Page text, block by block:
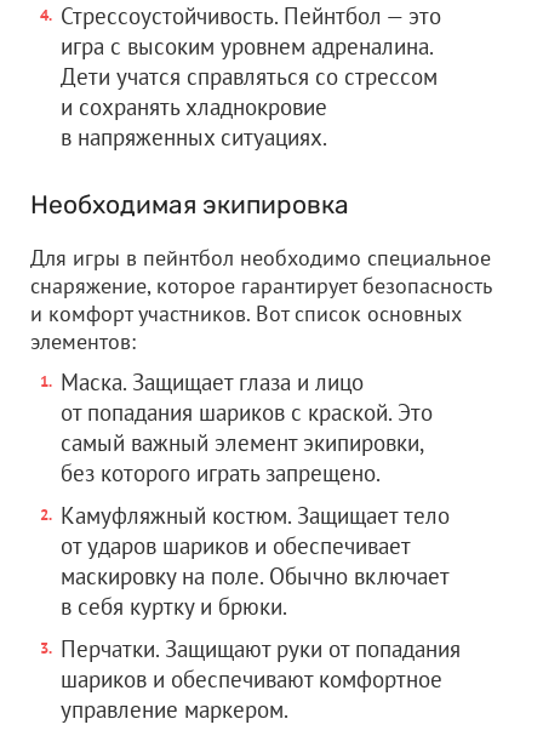
Стрессоустойчивость. Пейнтбол — это
игра с высоким уровнем адреналина.
Дети учатся справляться со стрессом
и сохранять хладнокровие
в напряженных ситуациях.
Необходимая экипировка
Для игры в пейнтбол необходимо специальное
снаряжение, которое гарантирует безопасность
и комфорт участников. Вот список основных
элементов:
Маска. Защищает глаза и лицо
от попадания шариков с краской. Это
самый важный элемент экипировки,
без которого играть запрещено.
Камуфляжный костюм. Защищает тело
от ударов шариков и обеспечивает
маскировку на поле. Обычно включает
в себя куртку и брюки.
Перчатки. Защищают руки от попадания
шариков и обеспечивают комфортное
управление маркером.